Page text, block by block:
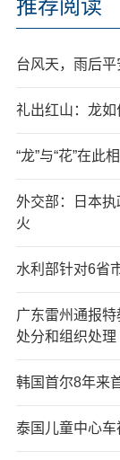
推荐阅读
台风天，雨后平
礼出红山：龙如
“龙”与“花”在此
外交部：日本
火
水利部针对6省
广东雷州通报
处分和组织处理
韩国首尔8年来
泰国儿童中心